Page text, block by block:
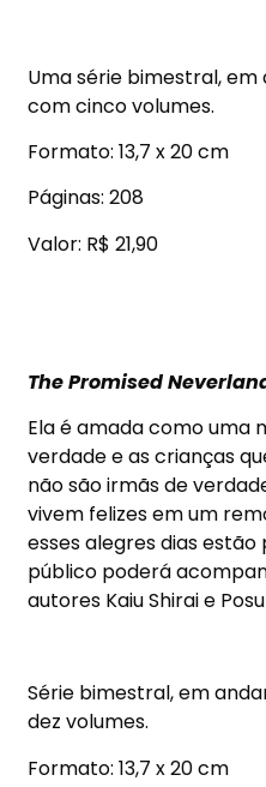
Uma série bimestral,
com cinco volumes.
Formato: 13,7 x 20 cm
Páginas: 208
Valor: R$ 21,90
The Promised
Ela é amada como uma
verdade e as crianças
não são irmãs de
vivem felizes em um
esses alegres dias
público poderá
autores Kaiu Shirai e
Série bimestral, em
dez volumes.
Formato: 13,7 x 20 cm